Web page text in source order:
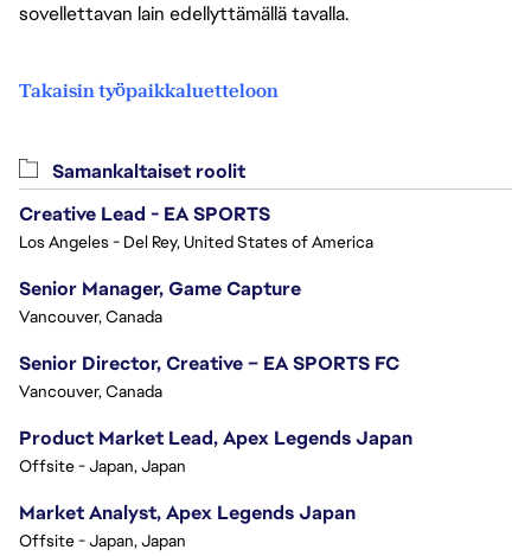
sovellettavan lain edellyttämällä tavalla.
Takaisin työpaikkaluetteloon
Samankaltaiset roolit
Creative Lead - EA SPORTS
Los Angeles - Del Rey, United States of America
Senior Manager, Game Capture
Vancouver, Canada
Senior Director, Creative – EA SPORTS FC
Vancouver, Canada
Product Market Lead, Apex Legends Japan
Offsite - Japan, Japan
Market Analyst, Apex Legends Japan
Offsite - Japan, Japan